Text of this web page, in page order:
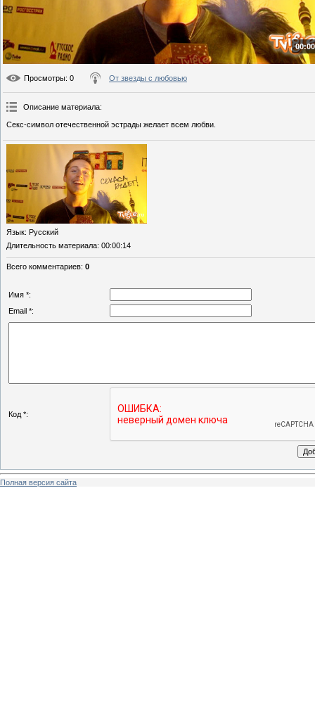
Просмотры: 0 От звезды с любовью
Описание материала:
Секс-символ отечественной эстрады желает всем любви.
Язык: Русский
Длительность материала: 00:00:14
Всего комментариев: 0
Имя *:
Email *:
Код *:
Полная версия сайта